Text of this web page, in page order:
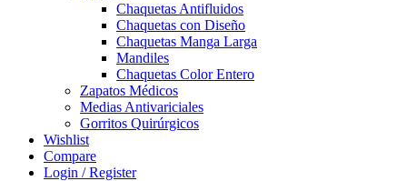
Chaquetas Antifluidos
Chaquetas con Diseño
Chaquetas Manga Larga
Mandiles
Chaquetas Color Entero
Zapatos Médicos
Medias Antivariciales
Gorritos Quirúrgicos
Wishlist
Compare
Login / Register